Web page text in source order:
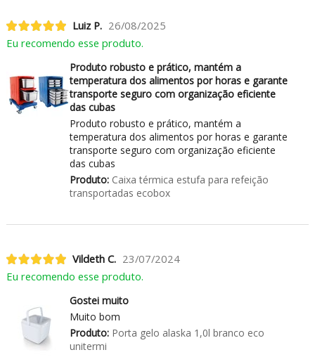
Luiz P. 26/08/2025
Eu recomendo esse produto.
Produto robusto e prático, mantém a
temperatura dos alimentos por horas e garante
transporte seguro com organização eficiente
das cubas
Produto robusto e prático, mantém a
temperatura dos alimentos por horas e garante
transporte seguro com organização eficiente
das cubas
Produto:Caixa térmica estufa para refeição
transportadas ecobox
Vildeth C. 23/07/2024
Eu recomendo esse produto.
Gostei muito
Muito bom
Produto:Porta gelo alaska 1,0l branco eco
unitermi